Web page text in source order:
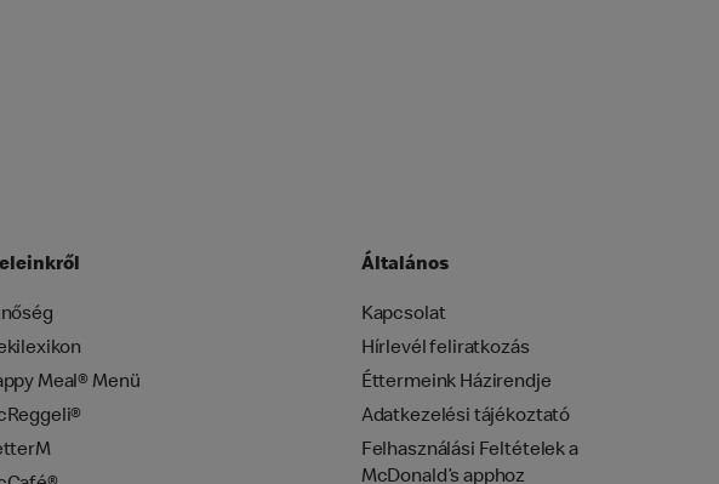
Meal® Menü
Általános
Kapcsolat
Hírlevél feliratkozás
Éttermeink Házirendje
Adatkezelési tájékoztató
Felhasználási Feltételek a
McDonald’s apphoz